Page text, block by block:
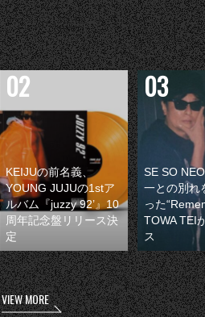
KEIJUの前名義、
YOUNG JUJUの1stア
ルバム『juzzy 92’』10
周年記念盤リリース決
定
SE SO
一との別れ
った
TOWA TEI
ス
VIEW MORE